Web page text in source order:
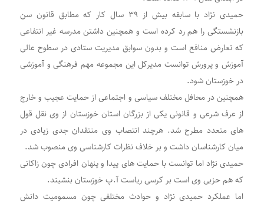
حمیدی نژاد با سابقه بیش از ۳۹ سال کار که مطابق قانون سن
بازنشستگی را هم رد کرده است و همچنین داشتن مدرسه غیر انتفاعی
که تعارض منافع است و بدون سوابق مدیریت ستادی در سطوح عالی
آموزش و پرورش توانست مدیرکل این مجموعه مهم فرهنگی و آموزشی
در خوزستان شود.
همچنین در محافل مختلف سیاسی و اجتماعی از حمایت عجیب و خارج
از عرف شرعی و قانونی یکی از بزرگان استان خوزستان از وی نقل قول
های متعدد مطرح شد. هرچند انتصاب وی منتقدان جدی زیادی در
میان کارشناسان داشت و بر خلاف نظرات کارشناسی وی منصوب شد.
حمیدی نژاد اما توانست با حمایت های پیدا و پنهان افرادی چون زاکانی
که هم حزبی وی است بر کرسی ریاست آ.پ خوزستان بنشیند.
اما عملکرد حمیدی نژاد و حوادث مختلفی چون مسمومیت دانش